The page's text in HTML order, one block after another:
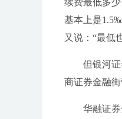
续费最低多
基本上是
又说：“最低
但银河
商证券金融
华融证